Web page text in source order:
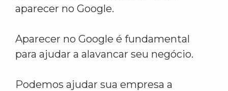
aparecer no Google.
Aparecer no Google é fundamental
para ajudar a alavancar seu negócio.
Podemos ajudar sua empresa a